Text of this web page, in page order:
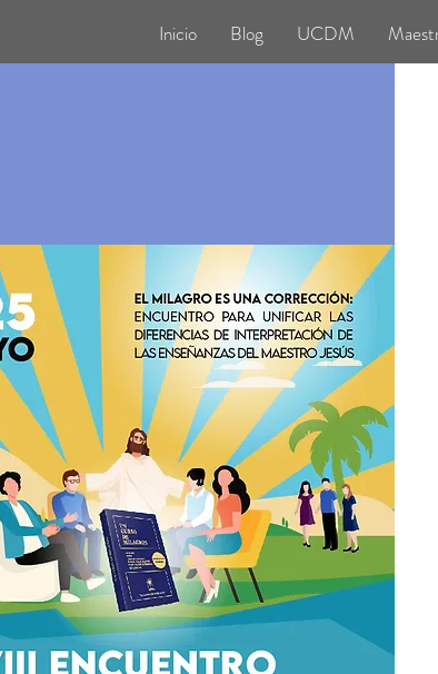
Inicio Blog UCDM